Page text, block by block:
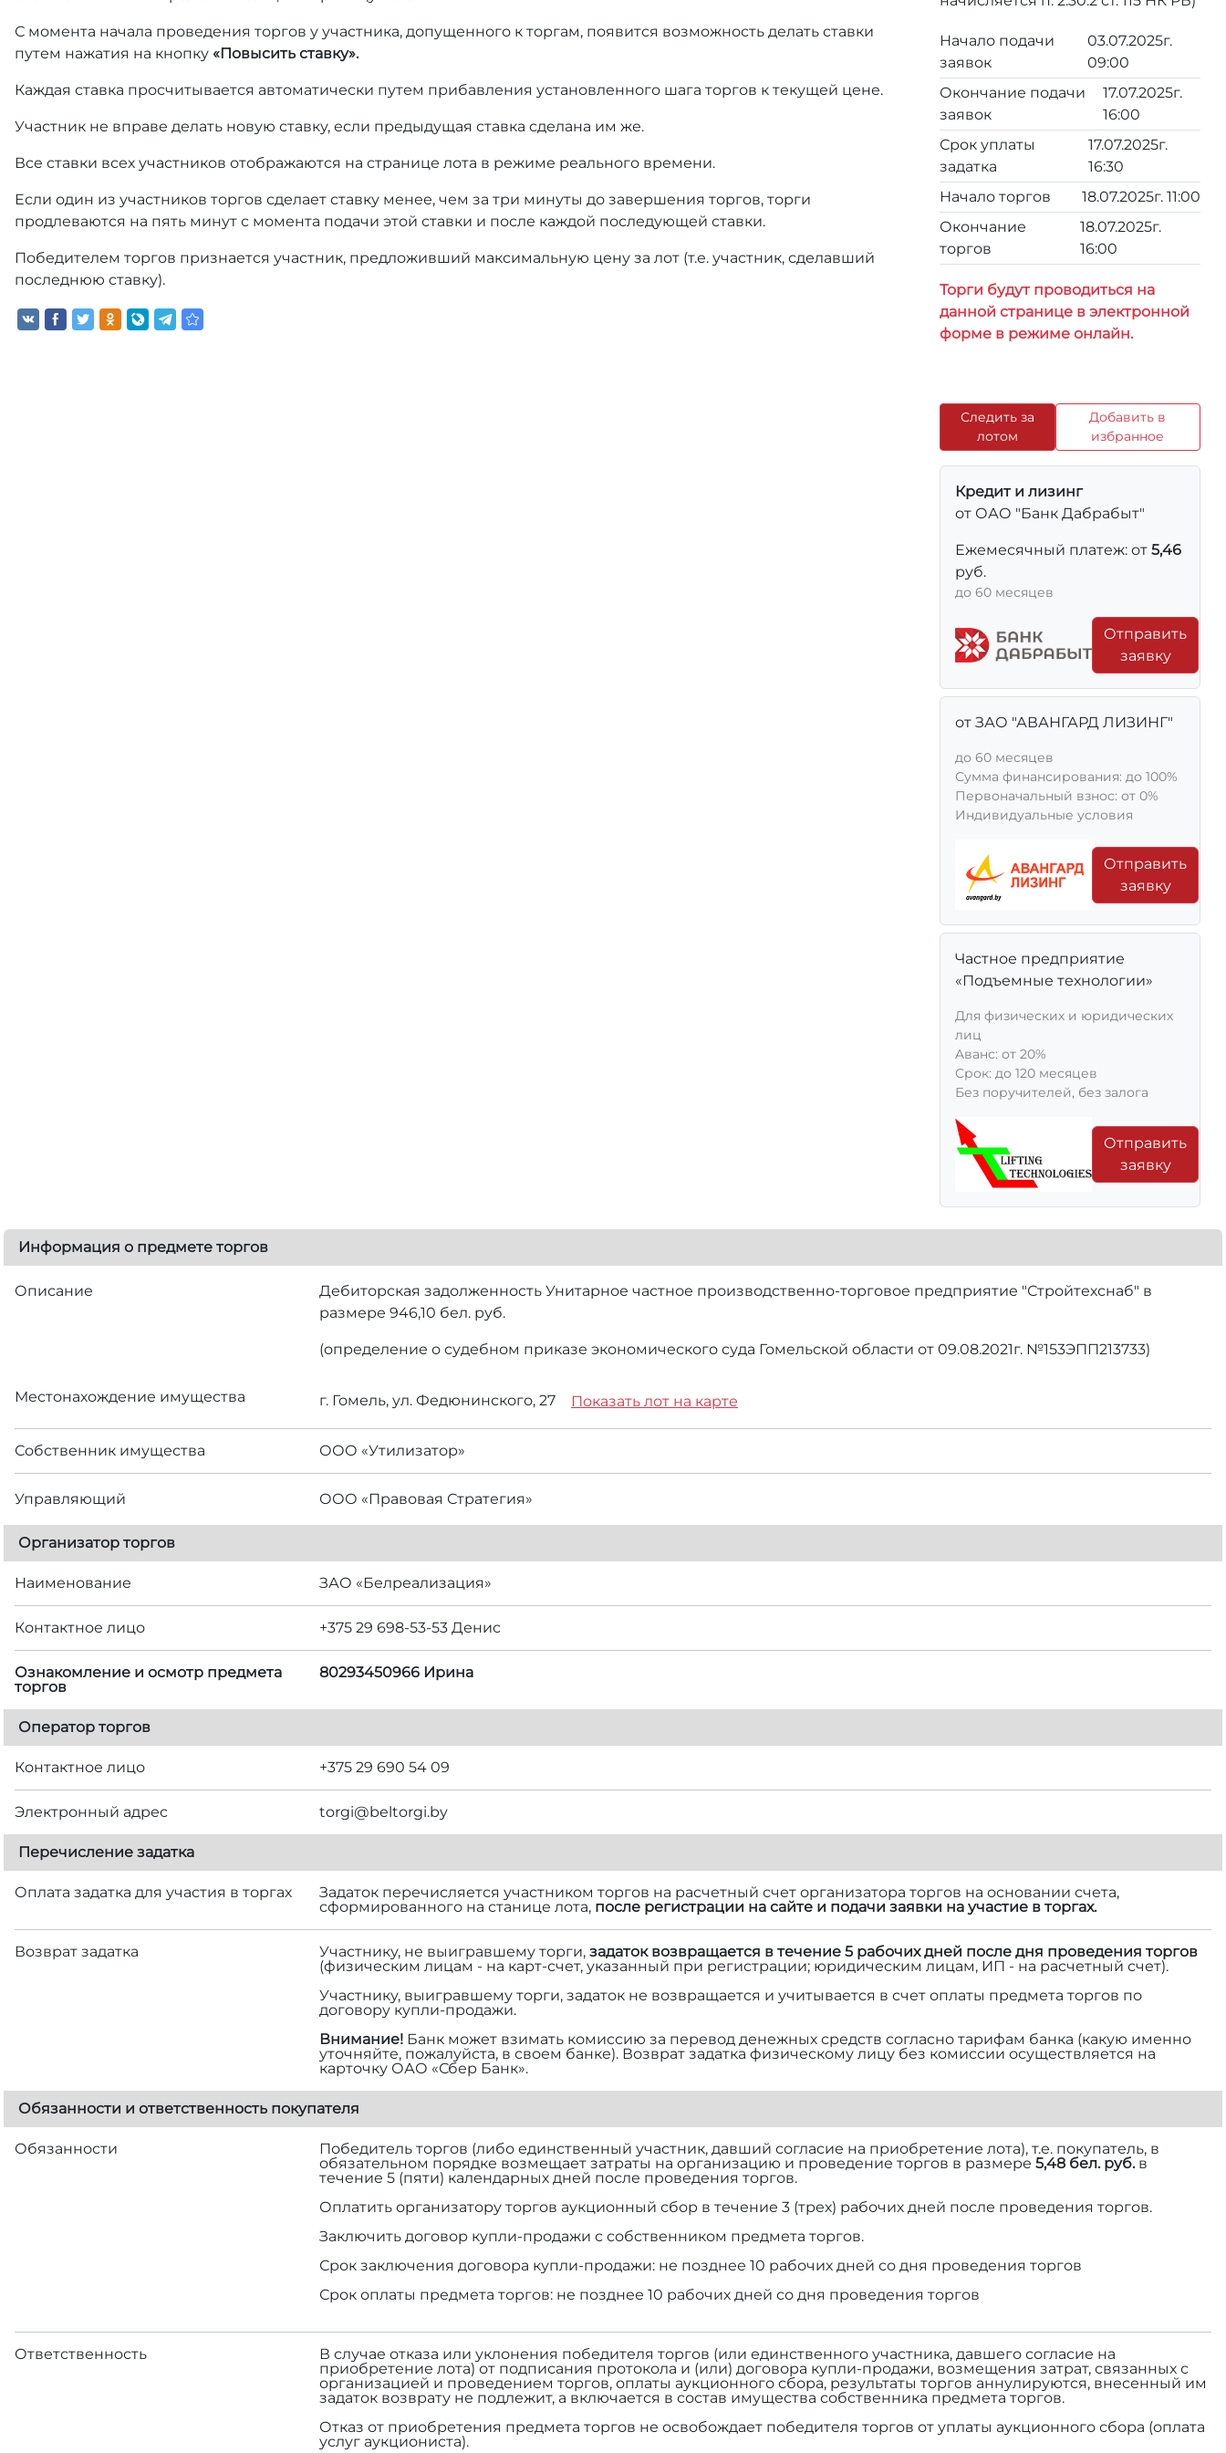
С момента начала проведения торгов у участника, допущенного к торгам, появится возможность делать ставки
путем нажатия на кнопку «Повысить ставку».
Каждая ставка просчитывается автоматически путем прибавления установленного шага торгов к текущей цене.
Участник не вправе делать новую ставку, если предыдущая ставка сделана им же.
Все ставки всех участников отображаются на странице лота в режиме реального времени.
Если один из участников торгов сделает ставку менее, чем за три минуты до завершения торгов, торги
продлеваются на пять минут с момента подачи этой ставки и после каждой последующей ставки.
Победителем торгов признается участник, предложивший максимальную цену за лот (т.е. участник, сделавший
последнюю ставку).
Начало подачи
заявок
03.07.2025г.
09:00
Окончание подачи
заявок
17.07.2025г.
16:00
Срок уплаты
задатка
17.07.2025г.
16:30
Начало торгов
18.07.2025г. 11:00
Окончание
торгов
18.07.2025г.
16:00
Торги будут проводиться на
данной странице в электронной
форме в режиме онлайн.
Следить за
лотом
Добавить в
избранное
Кредит и лизинг
от ОАО "Банк Дабрабыт"
Ежемесячный платеж: от 5,46
руб.
до 60 месяцев
Отправить
заявку
от ЗАО "АВАНГАРД ЛИЗИНГ"
до 60 месяцев
Сумма финансирования: до 100%
Первоначальный взнос: от 0%
Индивидуальные условия
Отправить
заявку
Частное предприятие
«Подъемные технологии»
Для физических и юридических
лиц
Aванс: от 20%
Срок: до 120 месяцев
Без поручителей, без залога
Отправить
заявку
Информация о предмете торгов
Описание
Дебиторская задолженность Унитарное частное производственно-торговое предприятие "Стройтехснаб" в
размере 946,10 бел. руб.
(определение о судебном приказе экономического суда Гомельской области от 09.08.2021г. №153ЭПП213733)
Местонахождение имущества г. Гомель, ул. Федюнинского, 27 Показать лот на карте
Собственник имущества ООО «Утилизатор»
Управляющий ООО «Правовая Стратегия»
Организатор торгов
Наименование ЗАО «Белреализация»
Контактное лицо +375 29 698-53-53 Денис
Ознакомление и осмотр предмета
торгов
80293450966 Ирина
Оператор торгов
Контактное лицо +375 29 690 54 09
Электронный адрес torgi@beltorgi.by
Перечисление задатка
Оплата задатка для участия в торгах
Задаток перечисляется участником торгов на расчетный счет организатора торгов на основании счета,
сформированного на станице лота, после регистрации на сайте и подачи заявки на участие в торгах.
Возврат задатка Участнику, не выигравшему торги, задаток возвращается в течение 5 рабочих дней после дня проведения торгов
(физическим лицам - на карт-счет, указанный при регистрации; юридическим лицам, ИП - на расчетный счет).
Участнику, выигравшему торги, задаток не возвращается и учитывается в счет оплаты предмета торгов по
договору купли-продажи.
Внимание! Банк может взимать комиссию за перевод денежных средств согласно тарифам банка (какую именно
уточняйте, пожалуйста, в своем банке). Возврат задатка физическому лицу без комиссии осуществляется на
карточку ОАО «Сбер Банк».
Обязанности и ответственность покупателя
Обязанности
Победитель торгов (либо единственный участник, давший согласие на приобретение лота), т.е. покупатель, в
обязательном порядке возмещает затраты на организацию и проведение торгов в размере 5,48 бел. руб.в
течение 5 (пяти) календарных дней после проведения торгов.
Оплатить организатору торгов аукционный сбор в течение 3 (трех) рабочих дней после проведения торгов.
Заключить договор купли-продажи с собственником предмета торгов.
Срок заключения договора купли-продажи: не позднее 10 рабочих дней со дня проведения торгов
Срок оплаты предмета торгов: не позднее 10 рабочих дней со дня проведения торгов
Ответственность
В случае отказа или уклонения победителя торгов (или единственного участника, давшего согласие на
приобретение лота) от подписания протокола и (или) договора купли-продажи, возмещения затрат, связанных с
организацией и проведением торгов, оплаты аукционного сбора, результаты торгов аннулируются, внесенный им
задаток возврату не подлежит, а включается в состав имущества собственника предмета торгов.
Отказ от приобретения предмета торгов не освобождает победителя торгов от уплаты аукционного сбора (оплата
услуг аукциониста).